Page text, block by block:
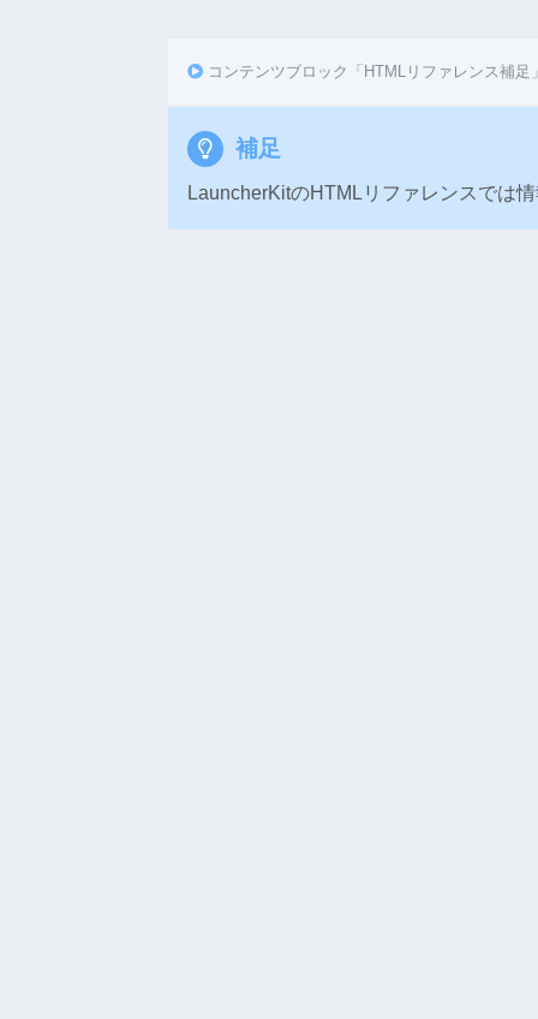
コンテンツブロック「HTMLリファレンス補足
補足
LauncherKitのHTMLリファレンスでは